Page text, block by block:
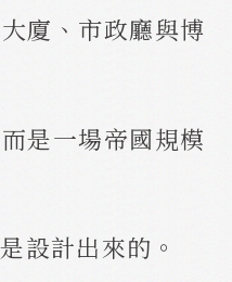
廈、市政廳與博
是一場帝國規模
設計出來的。